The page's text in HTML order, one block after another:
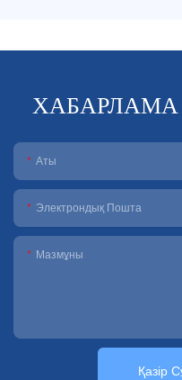
Аты
Электрондық Пошта
Мазмұны
Қазір